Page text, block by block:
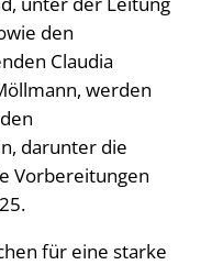
den
Claudia
werden
darunter die
Vorbereitungen
für eine starke